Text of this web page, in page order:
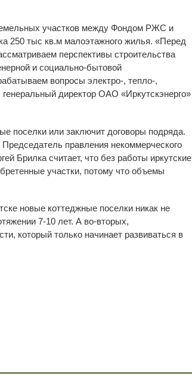
участков между Фондом РЖС и
250 тыс кв.м малоэтажного жилья. «Перед
перспективы строительства
и социально-бытовой
вопросы электро-, тепло-,
генеральный директор ОАО «Иркутскэнерго»
поселки или заключит договоры подряда.
правления некоммерческого
Брилка считает, что без работы иркутские
участки, потому что объемы
новые коттеджные поселки никак не
7-10 лет. А во-вторых,
который только начинает развиваться в